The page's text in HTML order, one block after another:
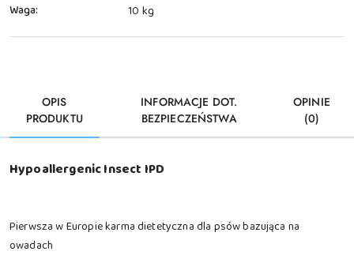
Waga: 10 kg
OPIS
PRODUKTU
INFORMACJE DOT.
BEZPIECZEŃSTWA
OPINIE
(0)
Hypoallergenic Insect IPD
Pierwsza w Europie karma dietetyczna dla psów bazująca na
owadach